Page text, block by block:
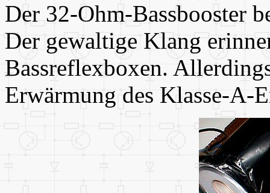
Der 32-Ohm-Bassbooster
Der gewaltige Klang
Bassreflexboxen.
Erwärmung des Klasse-A-